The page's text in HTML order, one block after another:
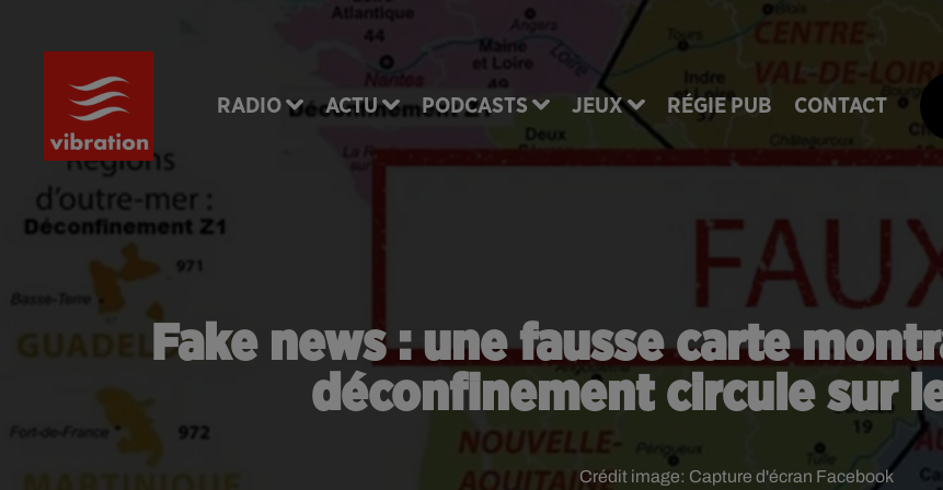
RADIO ACTU PODCASTS JEUX RÉGIE PUB CONTACT
Fake news : une fausse carte
déconfinement circule sur
Crédit image: Capture d'écran Facebook